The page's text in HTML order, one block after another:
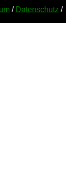
/ Datenschutz /